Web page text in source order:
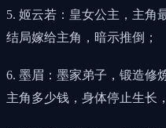
5. 姬云若：皇女公主，主角
结局嫁给主角，暗示推倒；
6. 墨眉：墨家弟子，锻造修
主角多少钱，身体停止生长